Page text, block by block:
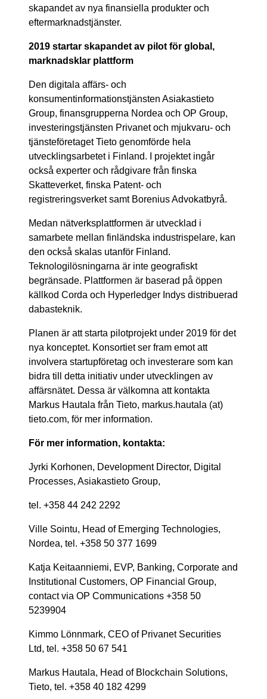
skapandet av nya finansiella produkter och
eftermarknadstjänster.
2019 startar skapandet av pilot för global,
marknadsklar plattform
Den digitala affärs- och
konsumentinformationstjänsten Asiakastieto
Group, finansgrupperna Nordea och OP Group,
investeringstjänsten Privanet och mjukvaru- och
tjänsteföretaget Tieto genomförde hela
utvecklingsarbetet i Finland. I projektet ingår
också experter och rådgivare från finska
Skatteverket, finska Patent- och
registreringsverket samt Borenius Advokatbyrå.
Medan nätverksplattformen är utvecklad i
samarbete mellan finländska industrispelare, kan
den också skalas utanför Finland.
Teknologilösningarna är inte geografiskt
begränsade. Plattformen är baserad på öppen
källkod Corda och Hyperledger Indys distribuerad
dabasteknik.
Planen är att starta pilotprojekt under 2019 för det
nya konceptet. Konsortiet ser fram emot att
involvera startupföretag och investerare som kan
bidra till detta initiativ under utvecklingen av
affärsnätet. Dessa är välkomna att kontakta
Markus Hautala från Tieto, markus.hautala (at)
tieto.com, för mer information.
För mer information, kontakta:
Jyrki Korhonen, Development Director, Digital
Processes, Asiakastieto Group,
tel. +358 44 242 2292
Ville Sointu, Head of Emerging Technologies,
Nordea, tel. +358 50 377 1699
Katja Keitaanniemi, EVP, Banking, Corporate and
Institutional Customers, OP Financial Group,
contact via OP Communications +358 50
5239904
Kimmo Lönnmark, CEO of Privanet Securities
Ltd, tel. +358 50 67 541
Markus Hautala, Head of Blockchain Solutions,
Tieto, tel. +358 40 182 4299